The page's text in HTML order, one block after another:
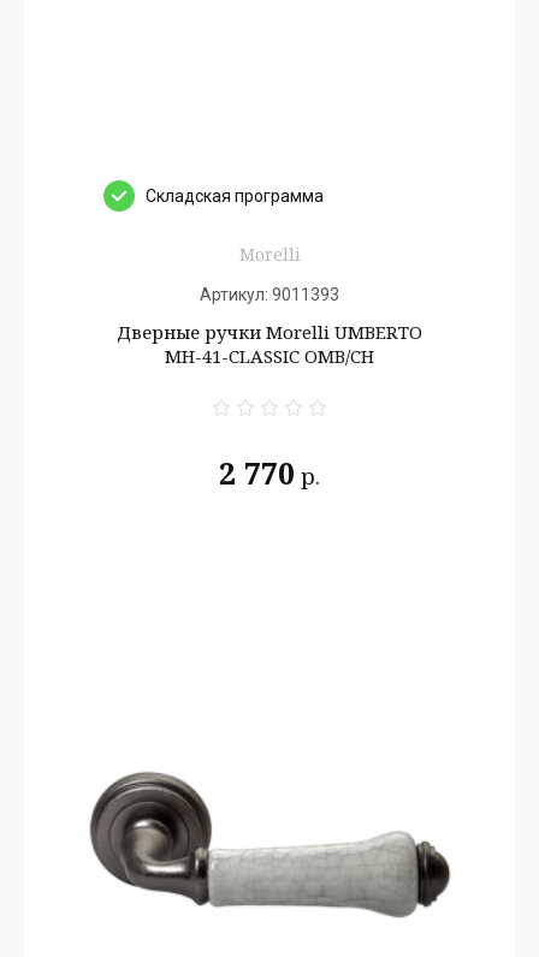
Cкладская программа
Morelli
Артикул: 9011393
Дверные ручки Morelli UMBERTO
MH-41-CLASSIC OMB/CH
2 770 р.